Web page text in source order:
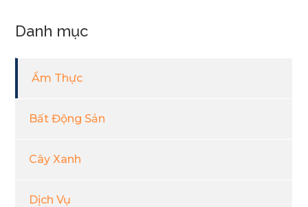
Danh mục
Ẩm Thực
Bất Động Sản
Cây Xanh
Dịch Vụ